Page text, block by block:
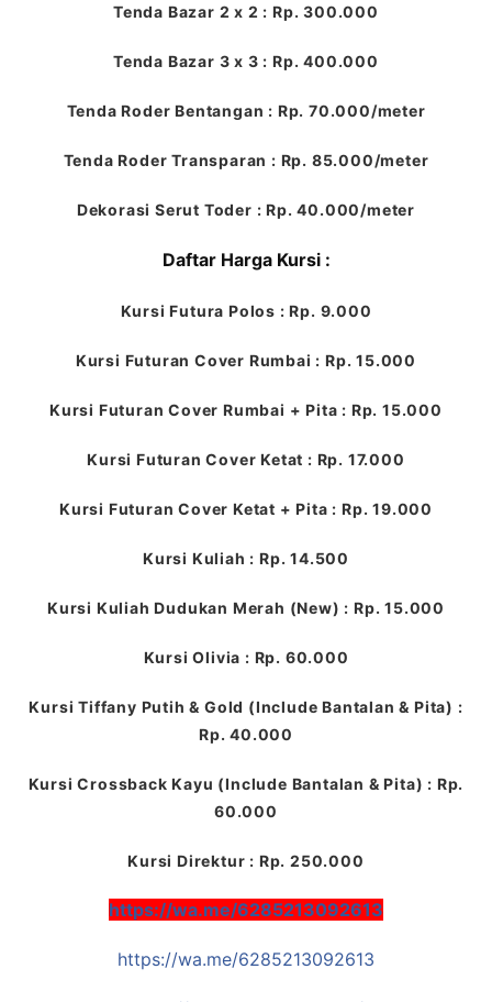
Tenda Bazar 2 x 2 : Rp. 300.000
Tenda Bazar 3 x 3 : Rp. 400.000
Tenda Roder Bentangan : Rp. 70.000/meter
Tenda Roder Transparan : Rp. 85.000/meter
Dekorasi Serut Toder : Rp. 40.000/meter
Daftar Harga Kursi :
Kursi Futura Polos : Rp. 9.000
Kursi Futuran Cover Rumbai : Rp. 15.000
Kursi Futuran Cover Rumbai + Pita : Rp. 15.000
Kursi Futuran Cover Ketat : Rp. 17.000
Kursi Futuran Cover Ketat + Pita : Rp. 19.000
Kursi Kuliah : Rp. 14.500
Kursi Kuliah Dudukan Merah (New) : Rp. 15.000
Kursi Olivia : Rp. 60.000
Kursi Tiffany Putih & Gold (Include Bantalan & Pita) :
Rp. 40.000
Kursi Crossback Kayu (Include Bantalan & Pita) : Rp.
60.000
Kursi Direktur : Rp. 250.000
https://wa.me/6285213092613
https://wa.me/6285213092613